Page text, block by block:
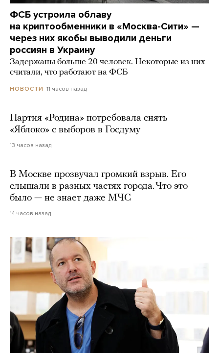
ФСБ устроила облаву
на криптообменники в «Москва-Сити» —
через них якобы выводили деньги
россиян в Украину
Задержаны больше 20 человек. Некоторые из них
считали, что работают на ФСБ
НОВОСТИ 11 часов назад
Партия «Родина» потребовала снять
«Яблоко» с выборов в Госдуму
13 часов назад
В Москве прозвучал громкий взрыв. Его
слышали в разных частях города. Что это
было — не знает даже МЧС
14 часов назад